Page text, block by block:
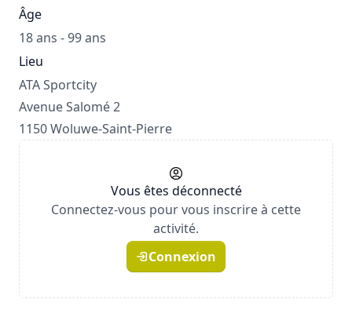
Âge
18 ans - 99 ans
Lieu
ATA Sportcity
Avenue Salomé 2
1150 Woluwe-Saint-Pierre
Vous êtes déconnecté
Connectez-vous pour vous inscrire à cette
activité.
Connexion